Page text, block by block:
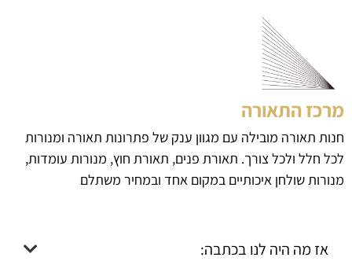
מרכז התאורה
חנות תאורה מובילה עם מגוון ענק של פתרונות תאורה ומנורות
לכל חלל ולכל צורך. תאורת פנים, תאורת חוץ, מנורות עומדות,
מנורות שולחן איכותיים במקום אחד ובמחיר משתלם
אז מה היה לנו בכתבה: